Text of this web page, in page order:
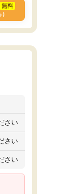
無料
さい
さい
さい